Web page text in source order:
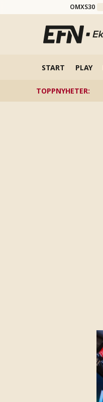
OMXS30
START PLAY
TOPPNYHETER: